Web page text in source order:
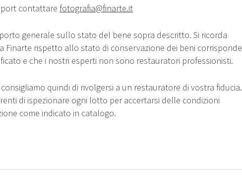
contattare fotografia@finarte.it
generale sullo stato del bene sopra descritto. Si ricorda
Finarte rispetto allo stato di conservazione dei beni corrisponde
e che i nostri esperti non sono restauratori professionisti.
quindi di rivolgersi a un restauratore di vostra fiducia.
di ispezionare ogni lotto per accertarsi delle condizioni
come indicato in catalogo.